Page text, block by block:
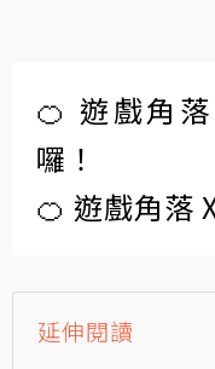
🍊 遊戲角
囉！
🍊 遊戲角落
延伸閱讀